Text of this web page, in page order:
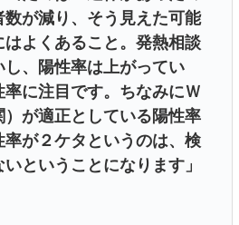
が減り、そう見えた可能
よくあること。発熱相談
、陽性率は上がってい
に注目です。ちなみにＷ
）が適正としている陽性率
が２ケタというのは、検
ということになります」